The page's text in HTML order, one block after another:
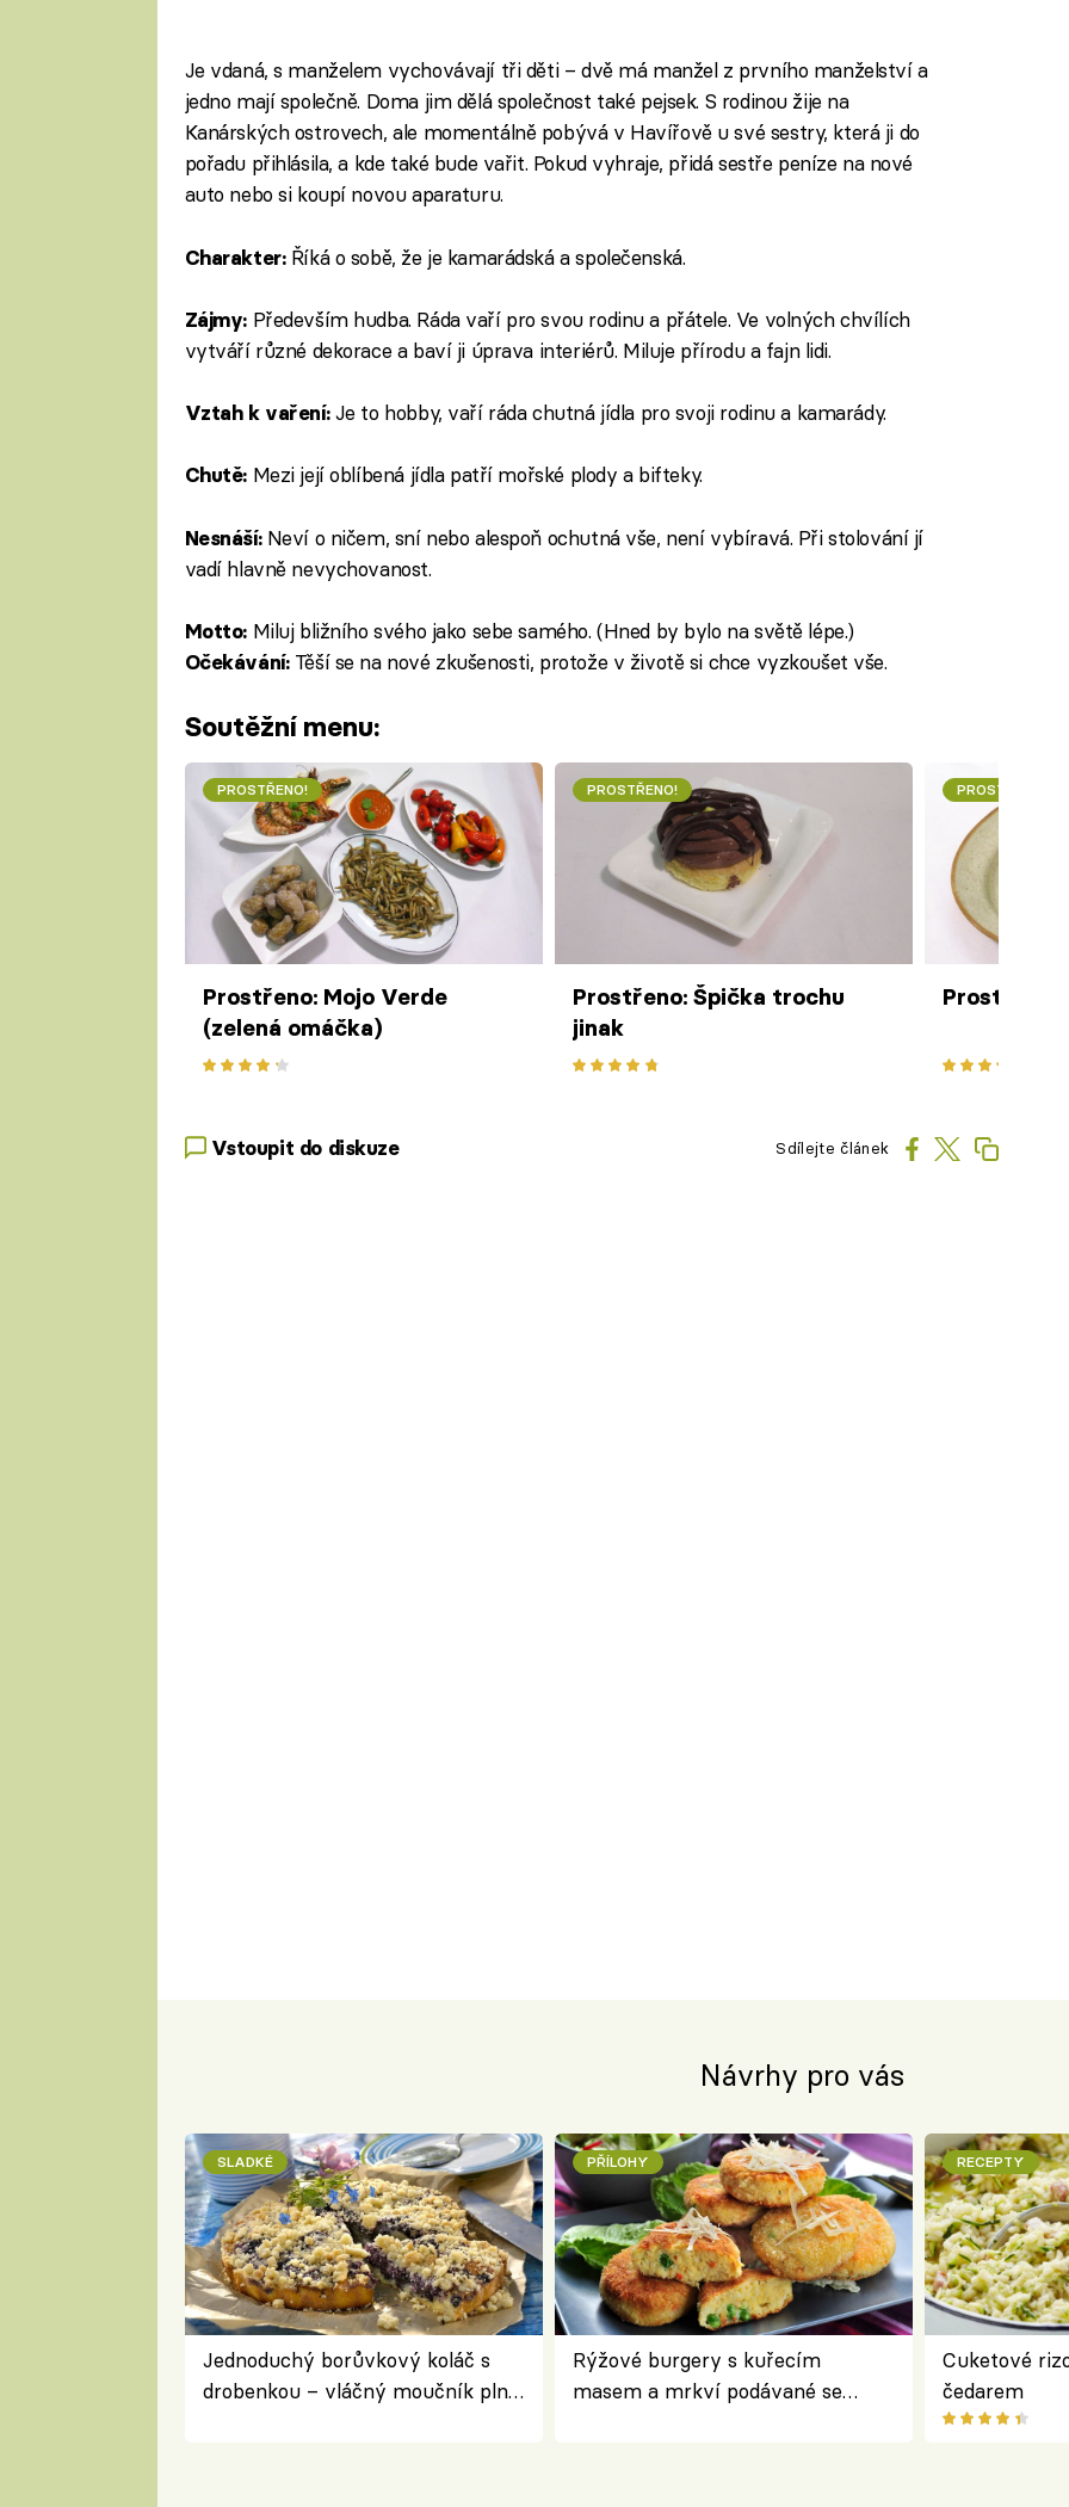
Je vdaná, s manželem vychovávají tři děti – dvě má manžel z prvního manželství a
jedno mají společně. Doma jim dělá společnost také pejsek. S rodinou žije na
Kanárských ostrovech, ale momentálně pobývá v Havířově u své sestry, která ji do
pořadu přihlásila, a kde také bude vařit. Pokud vyhraje, přidá sestře peníze na nové
auto nebo si koupí novou aparaturu.
Charakter: Říká o sobě, že je kamarádská a společenská.
Zájmy: Především hudba. Ráda vaří pro svou rodinu a přátele. Ve volných chvílích
vytváří různé dekorace a baví ji úprava interiérů. Miluje přírodu a fajn lidi.
Vztah k vaření:Je to hobby, vaří ráda chutná jídla pro svoji rodinu a kamarády.
Chutě: Mezi její oblíbená jídla patří mořské plody a bifteky.
Nesnáší:Neví o ničem, sní nebo alespoň ochutná vše, není vybíravá. Při stolování jí
vadí hlavně nevychovanost.
Motto: Miluj bližního svého jako sebe samého. (Hned by bylo na světě lépe.)
Očekávání: Těší se na nové zkušenosti, protože v životě si chce vyzkoušet vše.
Soutěžní menu:
PROSTŘENO!
Prostřeno: Mojo Verde
(zelená omáčka)
PROSTŘENO!
Prostřeno: Špička trochu
jinak
PROSTŘENO!
Prostřeno:
Vstoupit do diskuze Sdílejte článek
Návrhy pro vás
SLADKÉ
Jednoduchý borůvkový koláč s
drobenkou – vláčný moučník plný
PŘÍLOHY
Rýžové burgery s kuřecím
masem a mrkví podávané se
RECEPTY
Cuketové
čedarem